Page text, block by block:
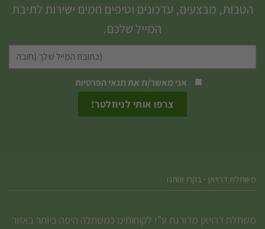
לבחור
האפשרויות
בעמוד
הטבות, מבצעים, עדכונים וטיפים חמים ישירות לתיבת
המייל שלכם.
אני מאשר/ת אתתנאי הפרטיות
משתלת דרויאן - בקרו אותנו
משתלת דרויאן מדורגת ע”י לקוחותינו כמשתלה היפה ביותר באזור